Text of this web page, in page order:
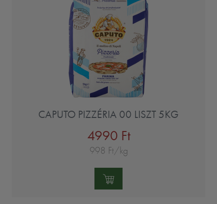
CAPUTO PIZZÉRIA 00 LISZT 5KG
4990 Ft
998 Ft/kg
Mennyiség: